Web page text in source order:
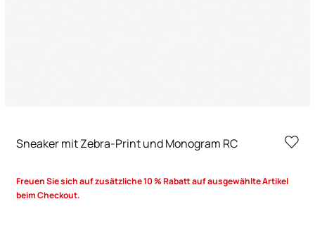
Sneaker mit Zebra-Print und Monogram RC
Freuen Sie sich auf zusätzliche 10 % Rabatt auf ausgewählte Artikel
beim Checkout.